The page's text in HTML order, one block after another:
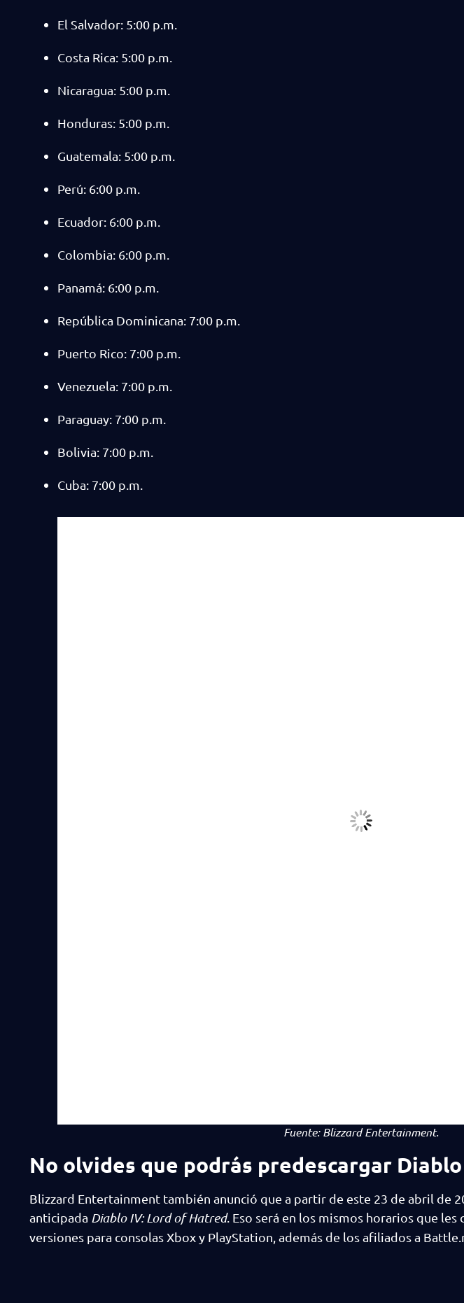
El Salvador: 5:00 p.m.
Costa Rica: 5:00 p.m.
Nicaragua: 5:00 p.m.
Honduras: 5:00 p.m.
Guatemala: 5:00 p.m.
Perú: 6:00 p.m.
Ecuador: 6:00 p.m.
Colombia: 6:00 p.m.
Panamá: 6:00 p.m.
República Dominicana: 7:00 p.m.
Puerto Rico: 7:00 p.m.
Venezuela: 7:00 p.m.
Paraguay: 7:00 p.m.
Bolivia: 7:00 p.m.
Cuba: 7:00 p.m.
Fuente:Blizzard Entertainment.
No olvides que podrás predescargar
Blizzard Entertainment también anunció que a partir de este 23 de abril de
anticipada Diablo IV: Lord of Hatred. Eso será en los mismos horarios que
versiones para consolas Xbox y PlayStation, además de los afiliados a